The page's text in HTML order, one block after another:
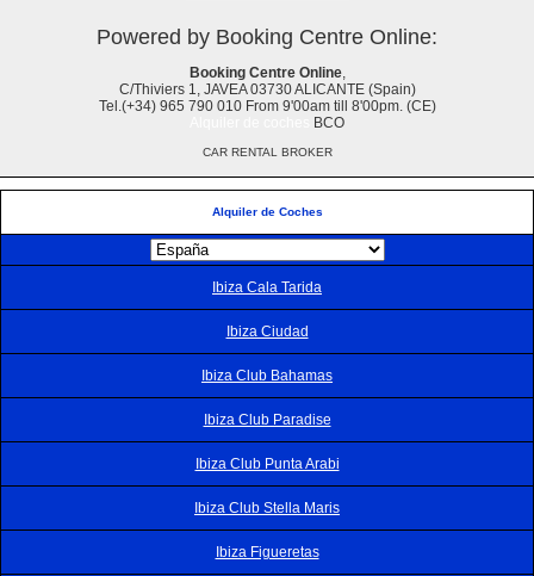
Alquiler de Coches
Ibiza Cala Tarida
Ibiza Ciudad
Ibiza Club Bahamas
Ibiza Club Paradise
Ibiza Club Punta Arabi
Ibiza Club Stella Maris
Ibiza Figueretas
Powered by Booking Centre Online:
Booking Centre Online,
C/Thiviers 1, JAVEA 03730 ALICANTE (Spain)
Tel.(+34) 965 790 010 From 9'00am till 8'00pm. (CE)
BCO
CAR RENTAL BROKER